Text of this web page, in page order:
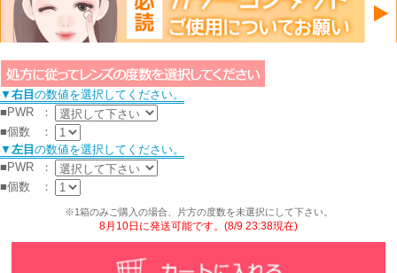
▼ 右目 の数値を選択してください。
■PWR
：
■個数
：
▼ 左目 の数値を選択してください。
■PWR
：
■個数
：
※1箱のみご購入の場合、片方の度数を未選択にして下さい。
8月10日に発送可能です。(8/9 23:38現在)